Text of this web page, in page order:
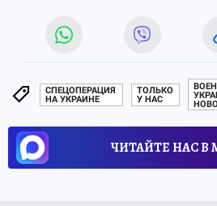
СПЕЦОПЕРАЦИЯ
НА УКРАИНЕ
ТОЛЬКО
У НАС
ЧИТАЙТЕ НАС В